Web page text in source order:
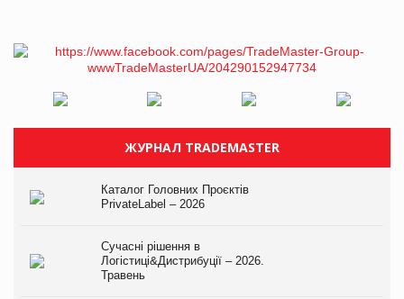
ЖУРНАЛ TRADEMASTER
Каталог Головних Проєктів
PrivateLabel – 2026
Сучасні рішення в
Логістиці&Дистрибуції – 2026.
Травень